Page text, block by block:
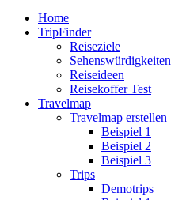
Home
TripFinder
Reiseziele
Sehenswürdigkeiten
Reiseideen
Reisekoffer Test
Travelmap
Travelmap erstellen
Beispiel 1
Beispiel 2
Beispiel 3
Trips
Demotrips